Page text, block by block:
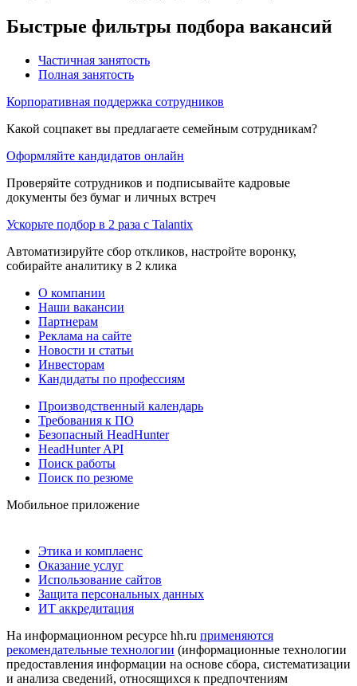
Быстрые фильтры подбора вакансий
Частичная занятость
Полная занятость
Корпоративная поддержка сотрудников
Какой соцпакет вы предлагаете семейным сотрудникам?
Оформляйте кандидатов онлайн
Проверяйте сотрудников и подписывайте кадровые
документы без бумаг и личных встреч
Ускорьте подбор в 2 раза с Talantix
Автоматизируйте сбор откликов, настройте воронку,
собирайте аналитику в 2 клика
О компании
Наши вакансии
Партнерам
Реклама на сайте
Новости и статьи
Инвесторам
Кандидаты по профессиям
Производственный календарь
Требования к ПО
Безопасный HeadHunter
HeadHunter API
Поиск работы
Поиск по резюме
Мобильное приложение
Этика и комплаенс
Оказание услуг
Использование сайтов
Защита персональных данных
ИТ аккредитация
На информационном ресурсе hh.ru применяются
рекомендательные технологии (информационные технологии
предоставления информации на основе сбора, систематизации
и анализа сведений, относящихся к предпочтениям